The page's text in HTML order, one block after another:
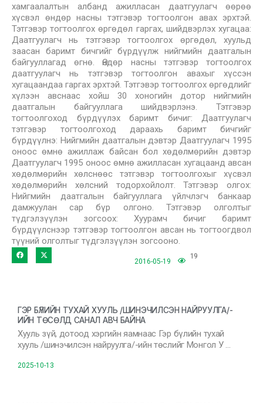
хамгаалалтын албанд ажилласан даатгуулагч өөрөө
хүсвэл өндөр насны тэтгэвэр тогтоолгон авах эрхтэй.
Тэтгэвэр тогтоолгох өргөдөл гаргах, шийдвэрлэх хугацаа:
Даатгуулагч нь тэтгэвэр тогтоолгох өргөдөл, хуульд
заасан баримт бичгийг бүрдүүлж нийгмийн даатгалын
байгууллагад өгнө. Өндөр насны тэтгэвэр тогтоолгох
даатгуулагч нь тэтгэвэр тогтоолгон авахыг хүссэн
хугацаандаа гаргах эрхтэй. Тэтгэвэр тогтоолгох өргөдлийг
хүлээн авснаас хойш 30 хоногийн дотор нийгмийн
даатгалын байгууллага шийдвэрлэнэ. Тэтгэвэр
тогтоолгоход бүрдүүлэх баримт бичиг: Даатгуулагч
тэтгэвэр тогтоолгоход дараахь баримт бичгийг
бүрдүүлнэ: Нийгмийн даатгалын дэвтэр Даатгуулагч 1995
оноос өмнө ажиллаж байсан бол хөдөлмөрийн дэвтэр
Даатгуулагч 1995 оноос өмнө ажилласан хугацаанд авсан
хөдөлмөрийн хөлснөөс тэтгэвэр тогтоолгохыг хүсвэл
хөдөлмөрийн хөлсний тодорхойлолт. Тэтгэвэр олгох:
Нийгмийн даатгалын байгууллага үйлчлэгч банкаар
дамжуулан сар бүр олгоно. Тэтгэвэр олголтыг
түдгэлзүүлэн зогсоох: Хуурамч бичиг баримт
бүрдүүлснээр тэтгэвэр тогтоолгон авсан нь тогтоогдвол
түүний олголтыг түдгэлзүүлэн зогсооно.
2016-05-19
19
ГЭР БҮЛИЙН ТУХАЙ ХУУЛЬ /ШИНЭЧИЛСЭН НАЙРУУЛГА/-
ИЙН ТӨСӨЛД САНАЛ АВЧ БАЙНА
Хууль зүй, дотоод хэргийн яамнаас Гэр бүлийн тухай
хууль /шинэчилсэн найруулга/-ийн төслийг Монгол У …
2025-10-13